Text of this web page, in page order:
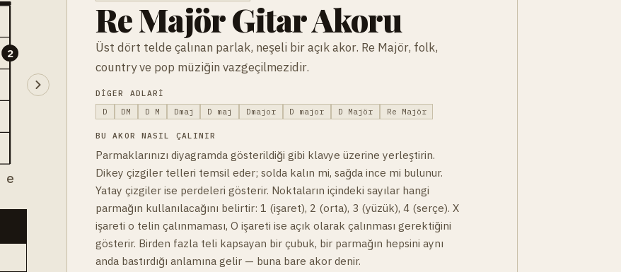
2
e
Re Majör Gitar Akoru
Üst dört telde çalınan parlak, neşeli bir açık akor. Re Majör, folk,
country ve pop müziğin vazgeçilmezidir.
DIGER ADLARI
D
DM D M Dmaj D maj Dmajor D major D Majör Re Majör
BU AKOR NASIL ÇALINIR
Parmaklarınızı diyagramda gösterildiği gibi klavye üzerine yerleştirin.
Dikey çizgiler telleri temsil eder; solda kalın mi, sağda ince mi bulunur.
Yatay çizgiler ise perdeleri gösterir. Noktaların içindeki sayılar hangi
parmağın kullanılacağını belirtir: 1 (işaret), 2 (orta), 3 (yüzük), 4 (serçe). X
işareti o telin çalınmaması, O işareti ise açık olarak çalınması gerektiğini
gösterir. Birden fazla teli kapsayan bir çubuk, bir parmağın hepsini aynı
anda bastırdığı anlamına gelir — buna bare akor denir.